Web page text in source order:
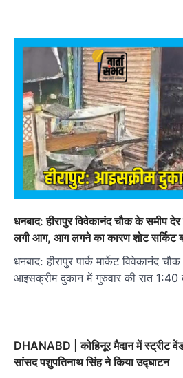
धनबाद: हीरापुर विवेकानंद चौक के समीप
लगी आग, आग लगने का कारण शोट सर्किट
धनबाद: हीरापुर पार्क मार्केट विवेकानंद
आइसक्रीम दुकान में गुरुवार की रात
DHANABD | कोहिनूर मैदान में स्ट्रीट
सांसद पशुपतिनाथ सिंह ने किया उद्घाटन